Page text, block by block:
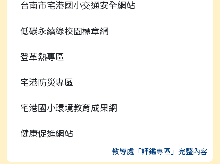
常用連結
檔案下載
行事曆
台南市宅港國小交通安全網站
低碳永續綠校園標章網
登革熱專區
宅港防災專區
宅港國小環境教育成果網
健康促進網站
教導處「評鑑專區」完整內容